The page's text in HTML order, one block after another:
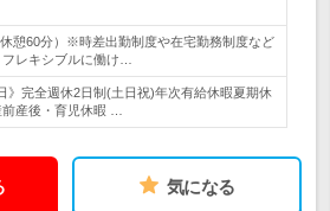
憩60分）※時差出勤制度や在宅勤務制度など
レキシブルに働け…
》完全週休2日制(土日祝)年次有給休暇夏期休
産後・育児休暇 …
気になる